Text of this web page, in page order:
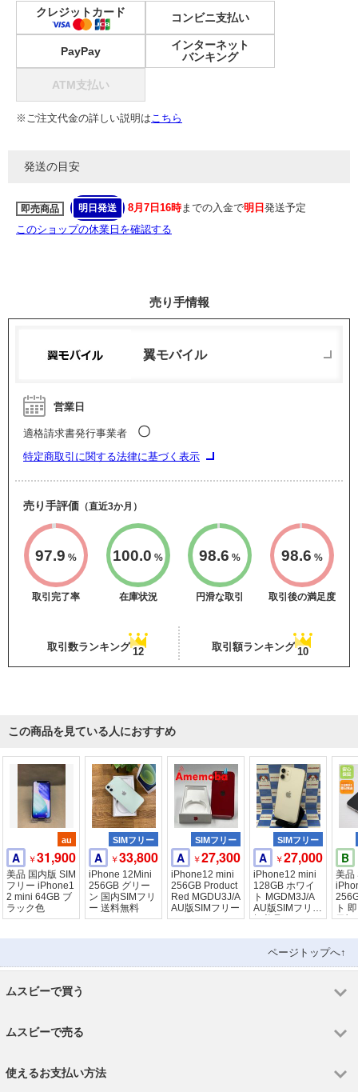
クレジットカード コンビニ支払い
PayPay
インターネット
バンキング
ATM支払い
※ご注文代金の詳しい説明はこちら
発送の目安
即売商品 明日発送 8月7日16時までの入金で明日 発送予定
このショップの休業日を確認する
売り手情報
翼モバイル
営業日
適格請求書発行事業者 〇
特定商取引に関する法律に基づく表示
売り手評価 （直近3か月）
97.9 %
取引完了率
100.0 %
在庫状況
98.6 %
円滑な取引
98.6 %
取引後の満足度
取引数ランキング 12 取引額ランキング 10
この商品を見ている人におすすめ
au
A ￥31,900
美品 国内版 SIM
フリー iPhone1
2 mini 64GB ブ
ラック色
SIMフリー
A ￥33,800
iPhone 12Mini
256GB グリー
ン 国内SIMフリ
ー 送料無料
SIMフリー
A ￥27,300
iPhone12 mini
256GB Product
Red MGDU3J/A
AU版SIMフリー
SIMフリー
A ￥27,000
iPhone12 mini
128GB ホワイ
ト MGDM3J/A
AU版SIMフリー
極美品
B
美品
ト
日祝
ページトップへ↑
ムスビーで買う
ムスビーで売る
使えるお支払い方法